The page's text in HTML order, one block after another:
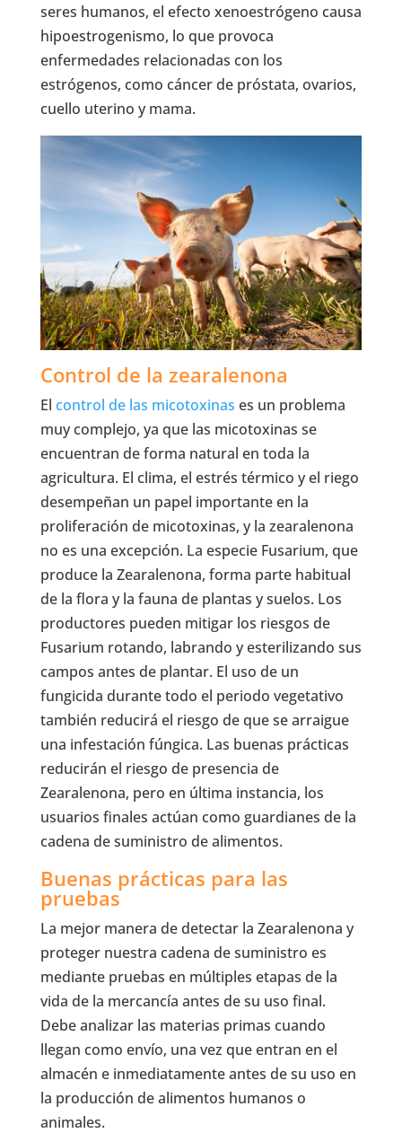
seres humanos, el efecto xenoestrógeno causa
hipoestrogenismo, lo que provoca
enfermedades relacionadas con los
estrógenos, como cáncer de próstata, ovarios,
cuello uterino y mama.
Control de la zearalenona
El control de las micotoxinas es un problema
muy complejo, ya que las micotoxinas se
encuentran de forma natural en toda la
agricultura. El clima, el estrés térmico y el riego
desempeñan un papel importante en la
proliferación de micotoxinas, y la zearalenona
no es una excepción. La especie Fusarium, que
produce la Zearalenona, forma parte habitual
de la flora y la fauna de plantas y suelos. Los
productores pueden mitigar los riesgos de
Fusarium rotando, labrando y esterilizando sus
campos antes de plantar. El uso de un
fungicida durante todo el periodo vegetativo
también reducirá el riesgo de que se arraigue
una infestación fúngica. Las buenas prácticas
reducirán el riesgo de presencia de
Zearalenona, pero en última instancia, los
usuarios finales actúan como guardianes de la
cadena de suministro de alimentos.
Buenas prácticas para las
pruebas
La mejor manera de detectar la Zearalenona y
proteger nuestra cadena de suministro es
mediante pruebas en múltiples etapas de la
vida de la mercancía antes de su uso final.
Debe analizar las materias primas cuando
llegan como envío, una vez que entran en el
almacén e inmediatamente antes de su uso en
la producción de alimentos humanos o
animales.